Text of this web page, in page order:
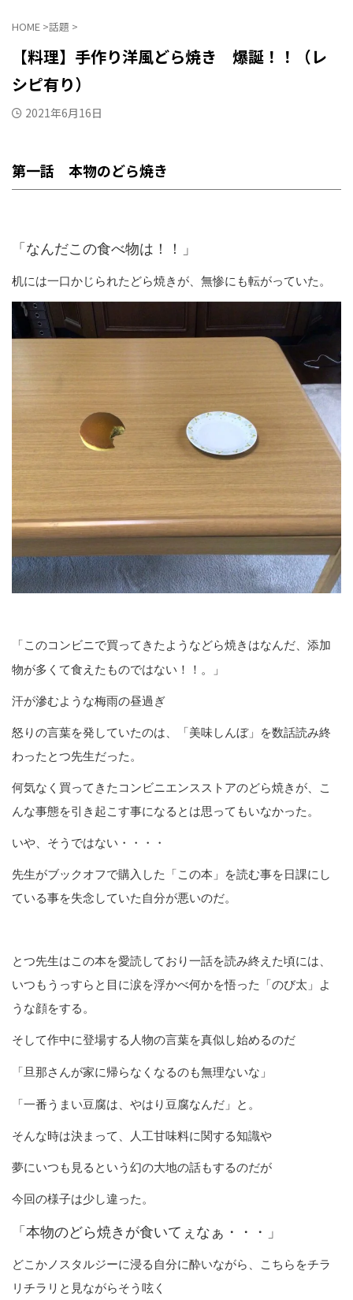
HOME >話題 >
【料理】手作り洋風どら焼き 爆誕！！（レ
シピ有り）
2021年6月16日
第一話 本物のどら焼き
「なんだこの食べ物は！！」
机には一口かじられたどら焼きが、無惨にも転がっていた。
「このコンビニで買ってきたようなどら焼きはなんだ、添加
物が多くて食えたものではない！！。」
汗が滲むような梅雨の昼過ぎ
怒りの言葉を発していたのは、「美味しんぼ」を数話読み終
わったとつ先生だった。
何気なく買ってきたコンビニエンスストアのどら焼きが、こ
んな事態を引き起こす事になるとは思ってもいなかった。
いや、そうではない・・・・
先生がブックオフで購入した「この本」を読む事を日課にし
ている事を失念していた自分が悪いのだ。
とつ先生はこの本を愛読しており一話を読み終えた頃には、
いつもうっすらと目に涙を浮かべ何かを悟った「のび太」よ
うな顔をする。
そして作中に登場する人物の言葉を真似し始めるのだ
「旦那さんが家に帰らなくなるのも無理ないな」
「一番うまい豆腐は、やはり豆腐なんだ」 と。
そんな時は決まって、人工甘味料に関する知識や
夢にいつも見るという幻の大地の話もするのだが
今回の様子は少し違った。
「本物のどら焼きが食いてぇなぁ・・・」
どこかノスタルジーに浸る自分に酔いながら、こちらをチラ
リチラリと見ながらそう呟く